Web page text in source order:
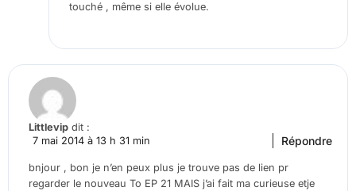
touché , même si elle évolue.
Littlevip dit :
7 mai 2014 à 13 h 31 min
bnjour , bon je n’en peux plus je trouve pas de lien pr
regarder le nouveau To EP 21 MAIS j’ai fait ma curieuse etje
Répondre